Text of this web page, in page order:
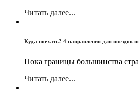
Читать далее...
Куда поехать? 4 направления для поездок
Пока границы большинства
Читать далее...